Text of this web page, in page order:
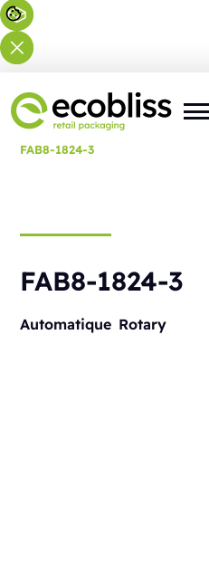
Vous êtes ici : Accueil
FAB8-1824-3
FAB8-1824-3
Automatique Rotary